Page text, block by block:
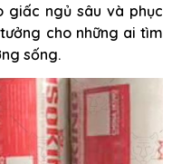
giấc ngủ sâu và phục
cho những ai tìm
sống.